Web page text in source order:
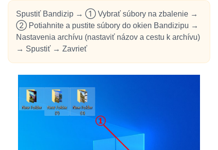
Spustiť Bandizip → ① Vybrať súbory na zbalenie →
② Potiahnite a pustite súbory do okien Bandizipu →
Nastavenia archívu (nastaviť názov a cestu k archívu)
→ Spustiť → Zavrieť